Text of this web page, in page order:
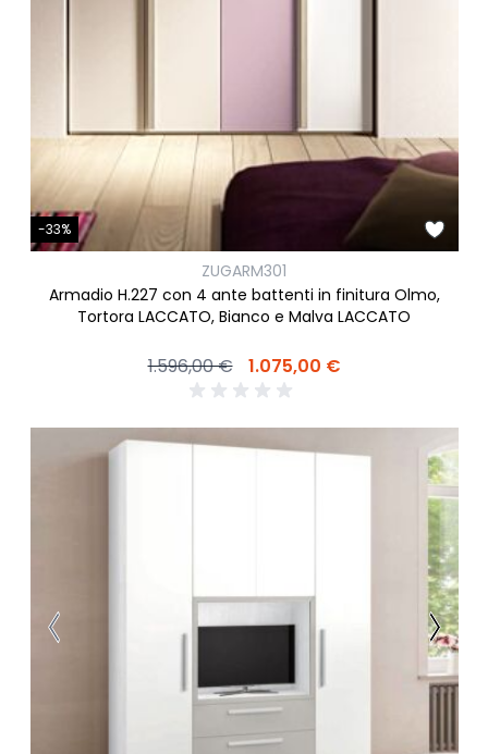
-33%
ZUGARM301
Armadio H.227 con 4 ante battenti in finitura Olmo,
Tortora LACCATO, Bianco e Malva LACCATO
1.596,00 € 1.075,00 €